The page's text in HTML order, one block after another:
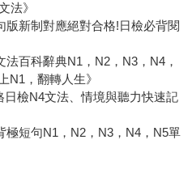
法》
版新制對應絕對合格!日檢必背閱
法百科辭典N1，N2，N3，N4，
，翻轉人生》
日檢N4文法、情境與聽力快速記
極短句N1，N2，N3，N4，N5單